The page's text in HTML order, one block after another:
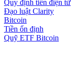
Quy định tiền điện tử
Đạo luật Clarity
Bitcoin
Tiền ổn định
Quỹ ETF Bitcoin